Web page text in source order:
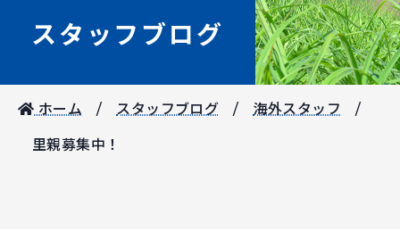
スタッフブログ
ホーム スタッフブログ 海外スタッフ
里親募集中！